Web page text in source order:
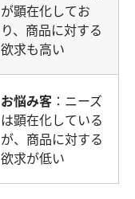
が顕在化してお
り、商品に対する
欲求も高い
お悩み客 ：ニーズ
は顕在化している
が、商品に対する
欲求が低い